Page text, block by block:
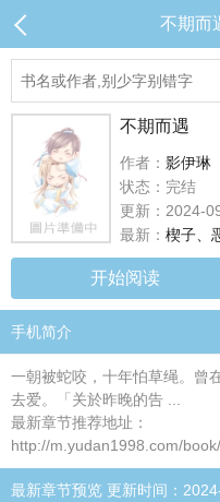
不期而
不期而遇
作者： 影伊琳
状态：完结
更新：2024-
最新： 楔子、
开始阅读
手机简介
一朝被蛇咬，十年怕草绳。曾
去爱。「关於昨晚的告 ...
最新章节推荐地址：
http://m.yudan1998.com/
最新章节预览 更新时间：